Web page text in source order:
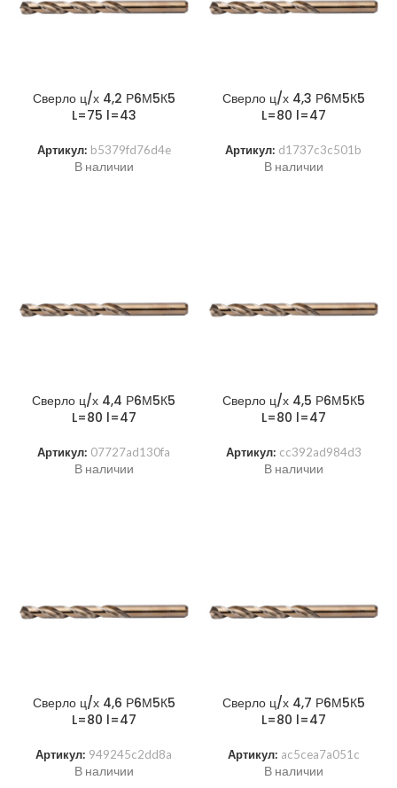
Сверло ц/х 4,2 Р6М5К5
L=75 l=43
Артикул: b5379fd76d4e
В наличии
Сверло ц/х 4,3 Р6М5К5
L=80 l=47
Артикул: d1737c3c501b
В наличии
Сверло ц/х 4,4 Р6М5К5
L=80 l=47
Артикул: 07727ad130fa
В наличии
Сверло ц/х 4,5 Р6М5К5
L=80 l=47
Артикул: cc392ad984d3
В наличии
Сверло ц/х 4,6 Р6М5К5
L=80 l=47
Артикул: 949245c2dd8a
В наличии
Сверло ц/х 4,7 Р6М5К5
L=80 l=47
Артикул: ac5cea7a051c
В наличии